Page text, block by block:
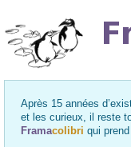
Après 15 années
et les curieux, il reste
Framacolibri qui